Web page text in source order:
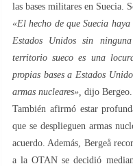
las bases militares en Suecia.
«El hecho de que Suecia
Estados Unidos sin
territorio sueco es una
propias bases a Estados
armas nucleares», dijo Bergeo.
También afirmó estar
que se desplieguen armas
acuerdo. Además, Bergeå
a la OTAN se decidió